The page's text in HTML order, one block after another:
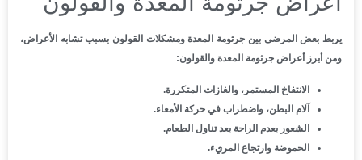
يربط بعض المرضى بين جرثومة المعدة ومشكلات القولون بسبب تشابه الأعراض،
ومن أبرز أعراض جرثومة المعدة والقولون:
الانتفاخ المستمر، والغازات المتكررة.
آلام البطن، واضطراب في حركة الأمعاء.
الشعور بعدم الراحة بعد تناول الطعام.
الحموضة وارتجاع المريء.